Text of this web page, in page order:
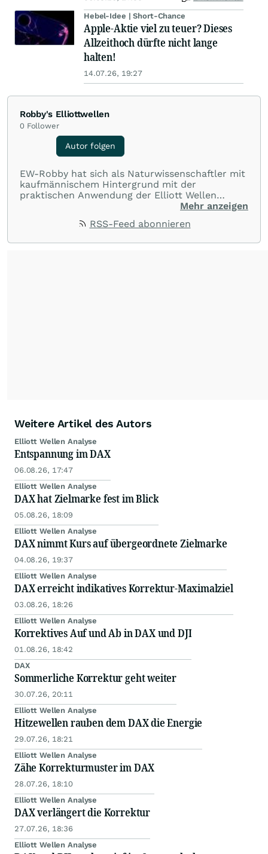
Hebel-Idee | Short-Chance
Apple-Aktie viel zu teuer? Dieses
Allzeithoch dürfte nicht lange
halten!
14.07.26, 19:27
Robby's Elliottwellen
0 Follower
Autor folgen
EW-Robby hat sich als Naturwissenschaftler mit
kaufmännischem Hintergrund mit der
praktischen Anwendung der Elliott Wellen
Theorie als ernsthaftes Verfahren zur
betreibt im Rahmen einer Hobbytätigkeit den
Mehr anzeigen
RSS-Feed abonnieren
Weitere Artikel des Autors
Elliott Wellen Analyse
Entspannung im DAX
06.08.26, 17:47
Elliott Wellen Analyse
DAX hat Zielmarke fest im Blick
05.08.26, 18:09
Elliott Wellen Analyse
DAX nimmt Kurs auf übergeordnete Zielmarke
04.08.26, 19:37
Elliott Wellen Analyse
DAX erreicht indikatives Korrektur-Maximalziel
03.08.26, 18:26
Elliott Wellen Analyse
Korrektives Auf und Ab in DAX und DJI
01.08.26, 18:42
DAX
Sommerliche Korrektur geht weiter
30.07.26, 20:11
Elliott Wellen Analyse
Hitzewellen rauben dem DAX die Energie
29.07.26, 18:21
Elliott Wellen Analyse
Zähe Korrekturmuster im DAX
28.07.26, 18:10
Elliott Wellen Analyse
DAX verlängert die Korrektur
27.07.26, 18:36
Elliott Wellen Analyse